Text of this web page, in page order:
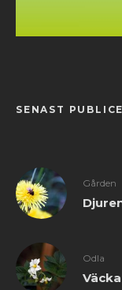
SENAST
Gården
Odla